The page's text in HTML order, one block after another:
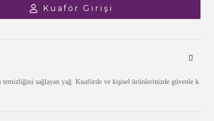
Kuaför Girişi
temizliğini sağlayan yağ. Kuaförde ve kişisel ürünlerinizde güvenle k